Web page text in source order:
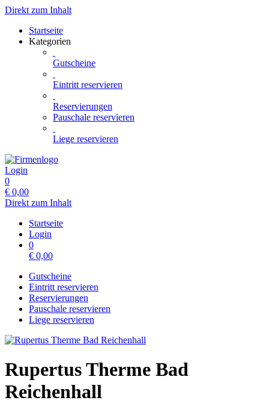
Direkt zum Inhalt
Startseite
Kategorien
Gutscheine
Eintritt reservieren
Reservierungen
Pauschale reservieren
Liege reservieren
Login
0
€ 0,00
Direkt zum Inhalt
Startseite
Login
0
€ 0,00
Gutscheine
Eintritt reservieren
Reservierungen
Pauschale reservieren
Liege reservieren
Rupertus Therme Bad
Reichenhall